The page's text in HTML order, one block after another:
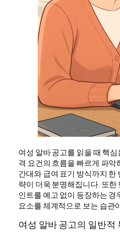
여성 알바 공고를 읽을 때 핵
격 요건의 흐름을 빠르게 파악
간대와 급여 표기 방식까지 한
략이 더욱 분명해집니다. 또한
인트를 예고 없이 등장하는 경
요소를 체계적으로 보는 습관
여성 알바 공고의 일반적